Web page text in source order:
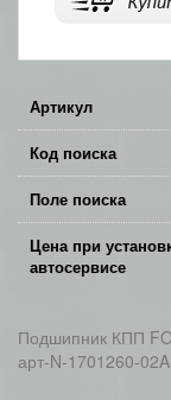
Артикул
Код поиска
Поле поиска
Цена при
автосервисе
Подшипник КПП
арт-N-1701260-